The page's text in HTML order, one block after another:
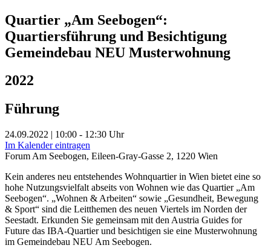
Quartier „Am Seebogen“:
Quartiersführung und Besichtigung
Gemeindebau NEU Musterwohnung
2022
Führung
24.09.2022 | 10:00 - 12:30 Uhr
Im Kalender eintragen
Forum Am Seebogen, Eileen-Gray-Gasse 2, 1220 Wien
Kein anderes neu entstehendes Wohnquartier in Wien bietet eine so
hohe Nutzungsvielfalt abseits von Wohnen wie das Quartier „Am
Seebogen“. „Wohnen & Arbeiten“ sowie „Gesundheit, Bewegung
& Sport“ sind die Leitthemen des neuen Viertels im Norden der
Seestadt. Erkunden Sie gemeinsam mit den Austria Guides for
Future das IBA-Quartier und besichtigen sie eine Musterwohnung
im Gemeindebau NEU Am Seebogen.